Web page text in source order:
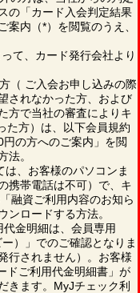
の「カード入会判定結果
内（*）を閲覧のうえ、
て、カード発行会社より
（ ご入会お申し込みの際
されなかった方、および
方で当社の審査によりキ
た方）は、以下会員規約
の方へのご案内」を閲
法。
、お客様のパソコンま
携帯電話は不可）で、キ
融資ご利用内容のお知ら
ンロードする方法。
金明細は、会員専用
）」でのご確認となりま
行されません）。お客様
ドご利用代金明細書」が
きます。MyJチェック利